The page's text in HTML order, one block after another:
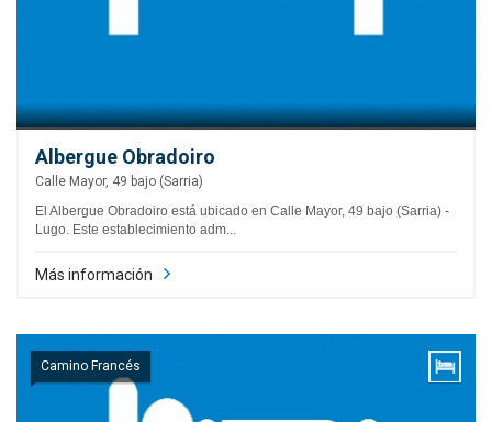
Albergue Obradoiro
Calle Mayor, 49 bajo (Sarria)
El Albergue Obradoiro está ubicado en Calle Mayor, 49 bajo (Sarria) -
Lugo. Este establecimiento adm...
Más información
Camino Francés